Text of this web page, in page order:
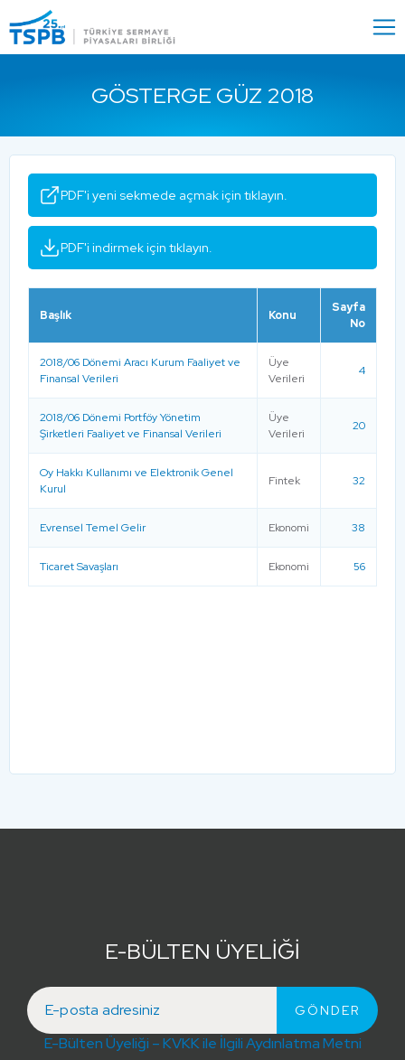
Close
GÖSTERGE GÜZ 2018
PDF'i yeni sekmede açmak için tıklayın.
PDF'i indirmek için tıklayın.
Başlık Konu
Sayfa
No
2018/06 Dönemi Aracı Kurum Faaliyet ve
Finansal Verileri
Üye
Verileri
4
2018/06 Dönemi Portföy Yönetim
Şirketleri Faaliyet ve Finansal Verileri
Üye
Verileri
20
Oy Hakkı Kullanımı ve Elektronik Genel
Kurul
Fintek 32
Evrensel Temel Gelir Ekonomi 38
Ticaret Savaşları Ekonomi 56
E-BÜLTEN ÜYELİĞİ
E-Bülten Üyeliği – KVKK ile İlgili Aydınlatma Metni